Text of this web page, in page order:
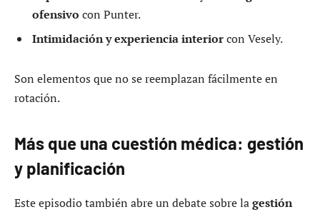
ofensivo con Punter.
Intimidación y experiencia interiorcon Vesely.
Son elementos que no se reemplazan fácilmente en
rotación.
Más que una cuestión médica: gestión
y planificación
Este episodio también abre un debate sobre lagestión